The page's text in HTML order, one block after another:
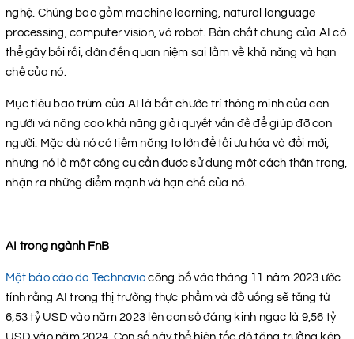
nghệ. Chúng bao gồm machine learning, natural language
processing, computer vision, và robot. Bản chất chung của AI có
thể gây bối rối, dẫn đến quan niệm sai lầm về khả năng và hạn
chế của nó.
Mục tiêu bao trùm của AI là bắt chước trí thông minh của con
người và nâng cao khả năng giải quyết vấn đề để giúp đỡ con
người. Mặc dù nó có tiềm năng to lớn để tối ưu hóa và đổi mới,
nhưng nó là một công cụ cần được sử dụng một cách thận trọng,
nhận ra những điểm mạnh và hạn chế của nó.
AI trong ngành FnB
Một báo cáo do Technavio công bố vào tháng 11 năm 2023 ước
tính rằng AI trong thị trường thực phẩm và đồ uống sẽ tăng từ
6,53 tỷ USD vào năm 2023 lên con số đáng kinh ngạc là 9,56 tỷ